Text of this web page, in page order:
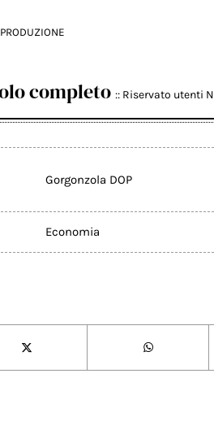
PRODUZIONE
completo :: Riservato utenti
Gorgonzola DOP
Economia